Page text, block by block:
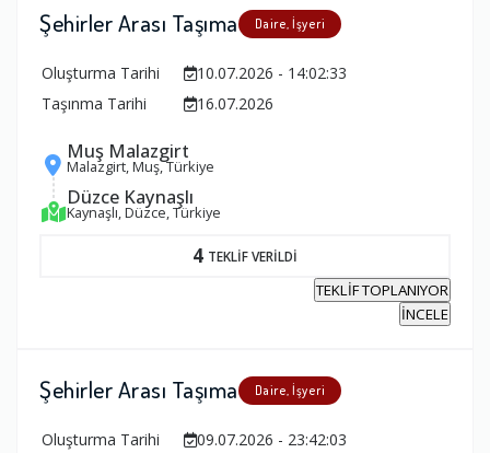
Şehirler Arası Taşıma Daire, İşyeri
Oluşturma Tarihi
10.07.2026 - 14:02:33
Taşınma Tarihi
16.07.2026
Muş Malazgirt
Malazgirt, Muş, Türkiye
Düzce Kaynaşlı
Kaynaşlı, Düzce, Türkiye
4 TEKLİF VERİLDİ
TEKLİF TOPLANIYOR
İNCELE
Şehirler Arası Taşıma Daire, İşyeri
Oluşturma Tarihi
09.07.2026 - 23:42:03